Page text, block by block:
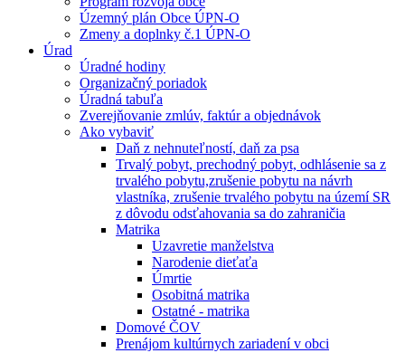
Územný plán Obce ÚPN-O
Zmeny a doplnky č.1 ÚPN-O
Úrad
Úradné hodiny
Organizačný poriadok
Úradná tabuľa
Zverejňovanie zmlúv, faktúr a objednávok
Ako vybaviť
Daň z nehnuteľností, daň za psa
Trvalý pobyt, prechodný pobyt, odhlásenie sa z
trvalého pobytu,zrušenie pobytu na návrh
vlastníka, zrušenie trvalého pobytu na území SR
z dôvodu odsťahovania sa do zahraničia
Matrika
Uzavretie manželstva
Narodenie dieťaťa
Úmrtie
Osobitná matrika
Ostatné - matrika
Domové ČOV
Prenájom kultúrnych zariadení v obci